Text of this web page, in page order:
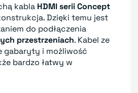
kabla HDMI serii Concept
Dzięki temu jest
do podłączenia
przestrzeniach. Kabel ze
gabaryty i możliwość
bardzo łatwy w